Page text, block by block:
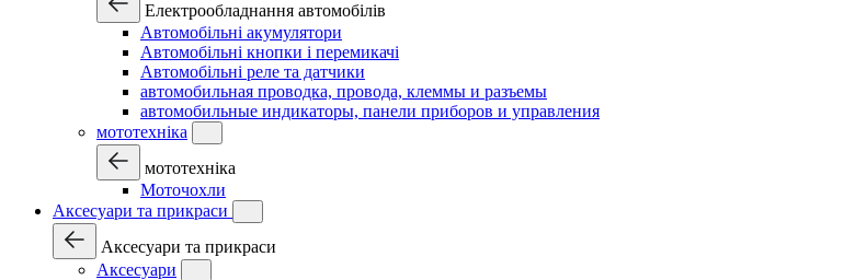
Електрообладнання автомобілів
Автомобільні акумулятори
Автомобільні кнопки і перемикачі
Автомобільні реле та датчики
автомобильная проводка, провода, клеммы и разъемы
автомобильные индикаторы, панели приборов и управления
мототехніка
мототехніка
Моточохли
Аксесуари та прикраси
Аксесуари та прикраси
Аксесуари